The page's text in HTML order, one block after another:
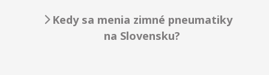
Kedy sa menia zimné pneumatiky
na Slovensku?